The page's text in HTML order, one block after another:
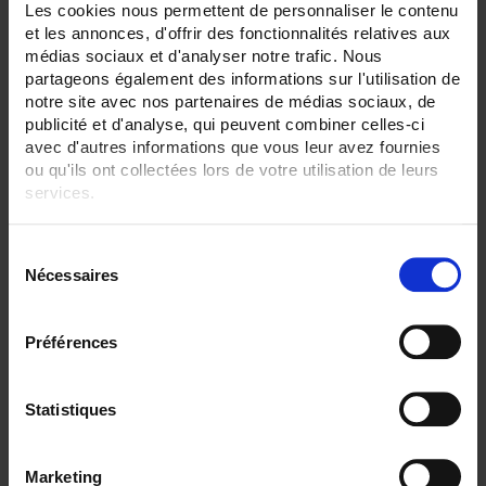
Les cookies nous permettent de personnaliser le contenu
et les annonces, d'offrir des fonctionnalités relatives aux
médias sociaux et d'analyser notre trafic. Nous
partageons également des informations sur l'utilisation de
notre site avec nos partenaires de médias sociaux, de
publicité et d'analyse, qui peuvent combiner celles-ci
avec d'autres informations que vous leur avez fournies
ou qu'ils ont collectées lors de votre utilisation de leurs
services.
Nécessaires
Préférences
Statistiques
Marketing
Filtrer les produits par critères
Trier par Par ordre décroissant 3 item(s) Afficher